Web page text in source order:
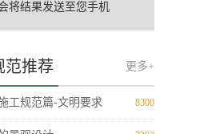
将结果发送至您手机
范推荐 更多+
工规范篇-文明要求 8300